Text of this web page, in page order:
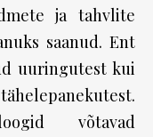
ja tahvlite
saanud. Ent
uuringutest kui
võtavad